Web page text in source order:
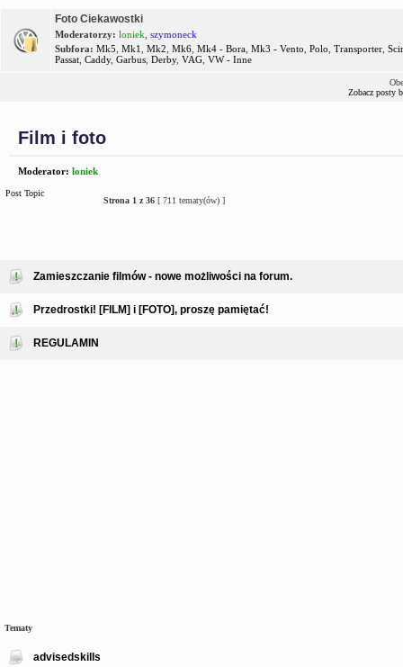
Foto Ciekawostki
Moderatorzy: loniek szymoneck
Subfora: Mk5 Mk1 Mk2 Mk6 Mk4 - Bora Mk3 - Vento Polo Transporter
Passat Caddy, Garbus Derby, VAG VW - Inne
Zobacz posty
Film i foto
Moderator: loniek
Post Topic
Strona 1 z36 [ 711 tematy(ów) ]
Zamieszczanie filmów - nowe możliwości na forum.
Przedrostki! [FILM] i [FOTO], proszę pamiętać!
REGULAMIN
Tematy
advisedskills